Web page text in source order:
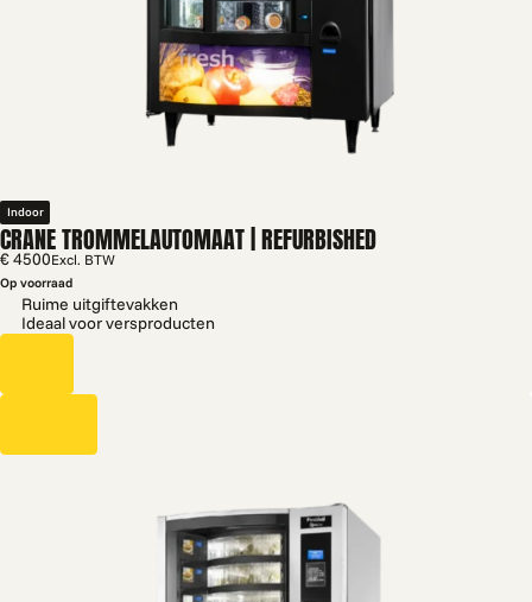
Indoor
CRANE TROMMELAUTOMAAT | REFURBISHED
€ 4500Excl. BTW
Op voorraad
Ruime uitgiftevakken
Ideaal voor versproducten